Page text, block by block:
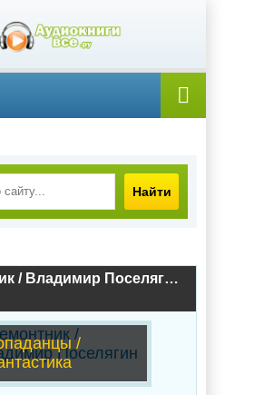
Найти
Ремонтник / Владимир Поселягин (1)
/